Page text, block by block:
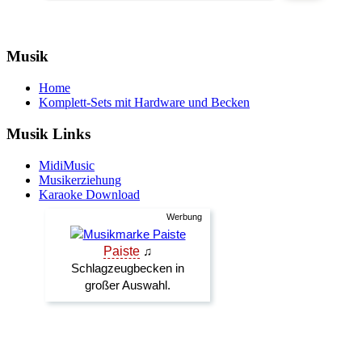
Musik
Home
Komplett-Sets mit Hardware und Becken
Musik Links
MidiMusic
Musikerziehung
Karaoke Download